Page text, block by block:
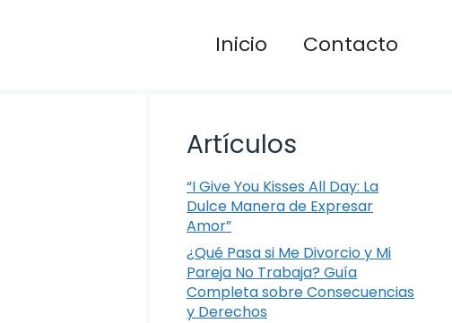
Inicio Contacto
Artículos
“I Give You Kisses All Day: La
Dulce Manera de Expresar
Amor”
¿Qué Pasa si Me Divorcio y Mi
Pareja No Trabaja? Guía
Completa sobre Consecuencias
y Derechos